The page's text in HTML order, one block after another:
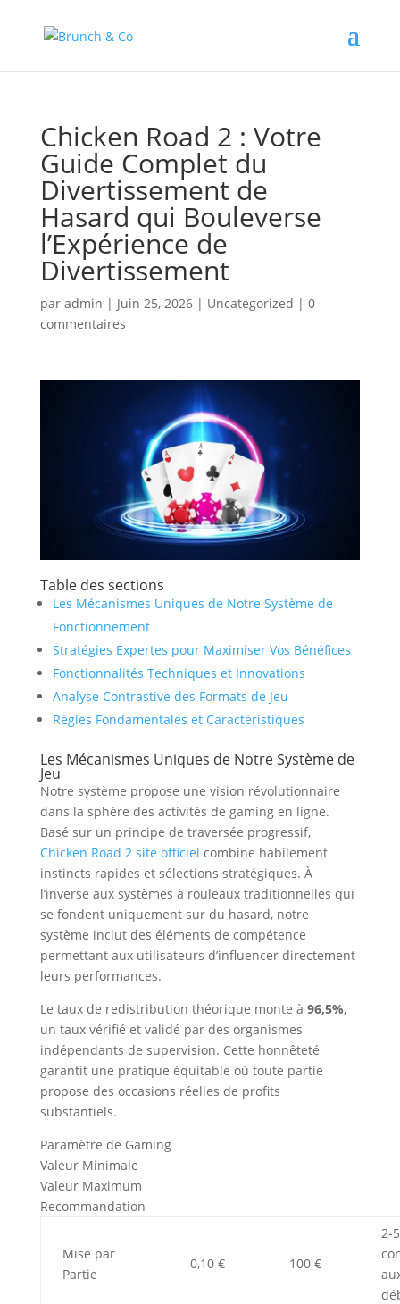
Chicken Road 2 : Votre
Guide Complet du
Divertissement de
Hasard qui Bouleverse
l’Expérience de
Divertissement
par admin | Juin 25, 2026| Uncategorized | 0
commentaires
Table des sections
Les Mécanismes Uniques de Notre Système de
Fonctionnement
Stratégies Expertes pour Maximiser Vos Bénéfices
Fonctionnalités Techniques et Innovations
Analyse Contrastive des Formats de Jeu
Règles Fondamentales et Caractéristiques
Les Mécanismes Uniques de Notre Système de
Jeu
Notre système propose une vision révolutionnaire
dans la sphère des activités de gaming en ligne.
Basé sur un principe de traversée progressif,
Chicken Road 2 site officiel combine habilement
instincts rapides et sélections stratégiques. À
l’inverse aux systèmes à rouleaux traditionnelles qui
se fondent uniquement sur du hasard, notre
système inclut des éléments de compétence
permettant aux utilisateurs d’influencer directement
leurs performances.
Le taux de redistribution théorique monte à 96,5%,
un taux vérifié et validé par des organismes
indépendants de supervision. Cette honnêteté
garantit une pratique équitable où toute partie
propose des occasions réelles de profits
substantiels.
Paramètre de Gaming
Valeur Minimale
Valeur Maximum
Recommandation
Mise par
Partie
0,10 € 100 €
2-